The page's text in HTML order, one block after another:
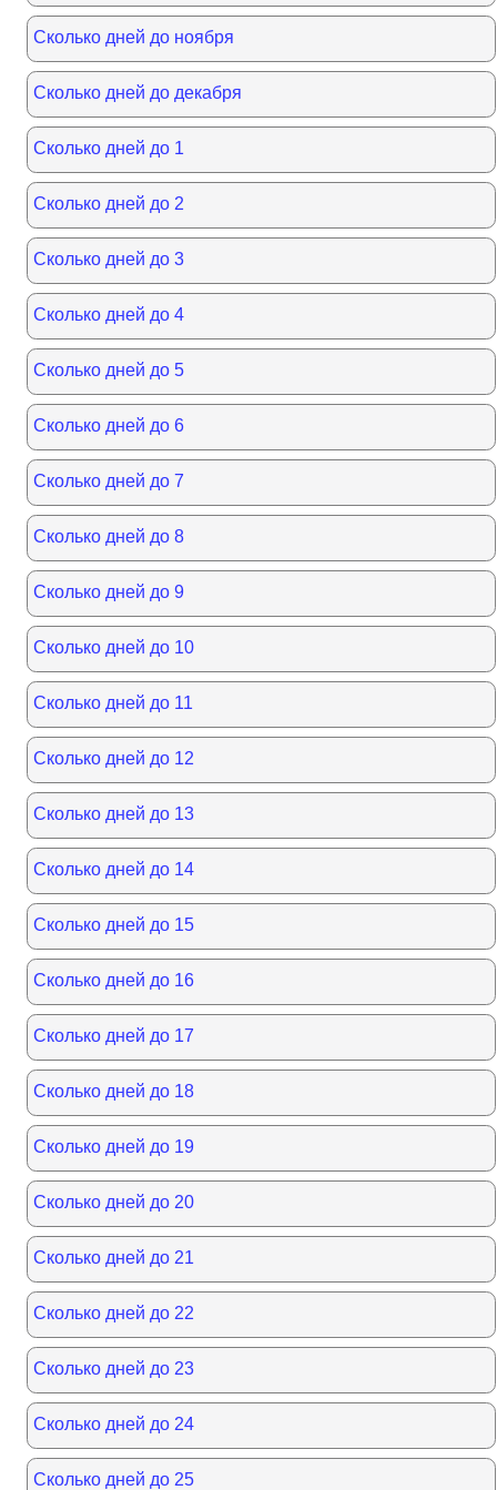
Сколько дней до ноября
Сколько дней до декабря
Сколько дней до 1
Сколько дней до 2
Сколько дней до 3
Сколько дней до 4
Сколько дней до 5
Сколько дней до 6
Сколько дней до 7
Сколько дней до 8
Сколько дней до 9
Сколько дней до 10
Сколько дней до 11
Сколько дней до 12
Сколько дней до 13
Сколько дней до 14
Сколько дней до 15
Сколько дней до 16
Сколько дней до 17
Сколько дней до 18
Сколько дней до 19
Сколько дней до 20
Сколько дней до 21
Сколько дней до 22
Сколько дней до 23
Сколько дней до 24
Сколько дней до 25